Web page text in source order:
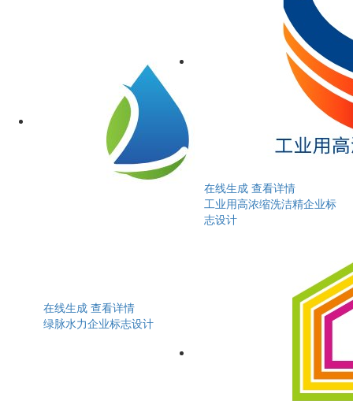
在线生成 查看详情
绿脉水力企业标志设计
在线生成 查看详情
工业用高浓缩洗洁精企业标
志设计